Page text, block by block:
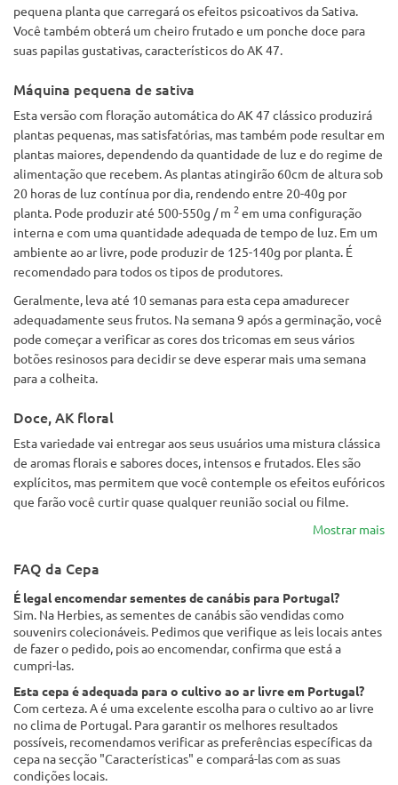
pequena planta que carregará os efeitos psicoativos da Sativa.
Você também obterá um cheiro frutado e um ponche doce para
suas papilas gustativas, característicos do AK 47.
Máquina pequena de sativa
Esta versão com floração automática do AK 47 clássico produzirá
plantas pequenas, mas satisfatórias, mas também pode resultar em
plantas maiores, dependendo da quantidade de luz e do regime de
alimentação que recebem. As plantas atingirão 60cm de altura sob
20 horas de luz contínua por dia, rendendo entre 20-40g por
planta. Pode produzir até 500-550g / m 2 em uma configuração
interna e com uma quantidade adequada de tempo de luz. Em um
ambiente ao ar livre, pode produzir de 125-140g por planta. É
recomendado para todos os tipos de produtores.
Geralmente, leva até 10 semanas para esta cepa amadurecer
adequadamente seus frutos. Na semana 9 após a germinação, você
pode começar a verificar as cores dos tricomas em seus vários
botões resinosos para decidir se deve esperar mais uma semana
para a colheita.
Doce, AK floral
Esta variedade vai entregar aos seus usuários uma mistura clássica
de aromas florais e sabores doces, intensos e frutados. Eles são
explícitos, mas permitem que você contemple os efeitos eufóricos
que farão você curtir quase qualquer reunião social ou filme.
Mostrar mais
FAQ da Cepa
É legal encomendar sementes de canábis para Portugal?
Sim. Na Herbies, as sementes de canábis são vendidas como
souvenirs colecionáveis. Pedimos que verifique as leis locais antes
de fazer o pedido, pois ao encomendar, confirma que está a
cumpri-las.
Esta cepa é adequada para o cultivo ao ar livre em Portugal?
Com certeza. A é uma excelente escolha para o cultivo ao ar livre
no clima de Portugal. Para garantir os melhores resultados
possíveis, recomendamos verificar as preferências específicas da
cepa na secção "Características" e compará-las com as suas
condições locais.